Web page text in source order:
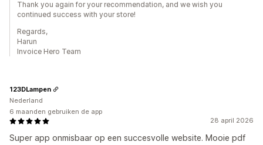
Thank you again for your recommendation, and we wish you
continued success with your store!
Regards,
Harun
Invoice Hero Team
28 april 2026
Super app onmisbaar op een succesvolle website. Mooie pdf
123DLampen
Nederland
6 maanden gebruiken de app